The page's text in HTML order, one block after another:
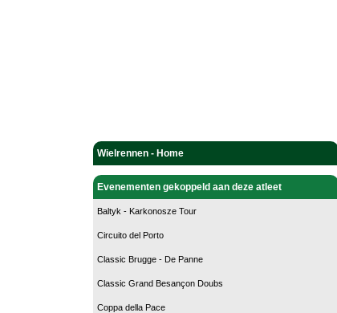
Wielrennen - Home
Evenementen gekoppeld aan deze atleet
Baltyk - Karkonosze Tour
Circuito del Porto
Classic Brugge - De Panne
Classic Grand Besançon Doubs
Coppa della Pace